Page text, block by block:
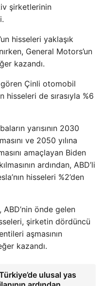
şirketlerinin
hisseleri yaklaşık
General Motors’un
kazandı.
gören Çinli otomobil
hisseleri de sırasıyla %6
yarısının 2030
ve 2050 yılına
amaçlayan Biden
ardından, ABD’li
hisseleri %2’den
ABD’nin önde gelen
şirketin dördüncü
aşmasının
kazandı.
ulusal yas